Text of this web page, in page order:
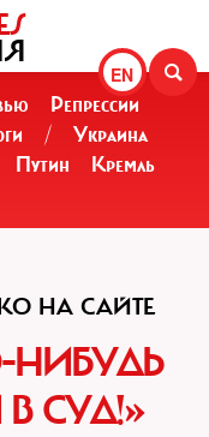
EN
Репрессии
/
Украина
Путин
Кремль
НА САЙТЕ
НИБУДЬ
СУД!»